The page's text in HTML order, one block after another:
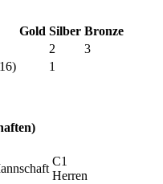
Gold Silber Bronze
2
3
1
C1
Herren